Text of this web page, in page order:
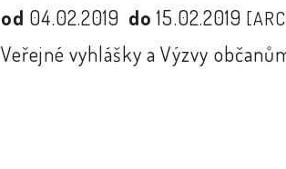
od 04.02.2019 do15.02.2019
Veřejné vyhlášky a Výzvy